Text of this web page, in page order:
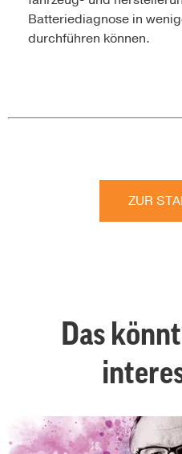
Batteriediagnose in
durchführen können.
ZUR
Das